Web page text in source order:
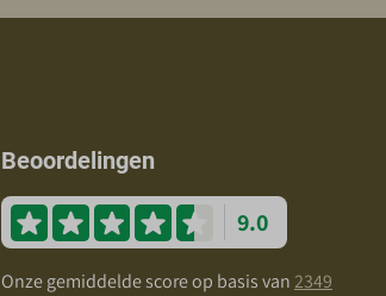
Beoordelingen
9.0
Onze gemiddelde score op basis van2349